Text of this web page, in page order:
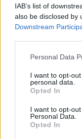
IAB’s list of
also be disclosed by
Downstream
Personal Data
I want to opt-
personal data.
Opted In
I want to opt-
Personal Data.
Opted In